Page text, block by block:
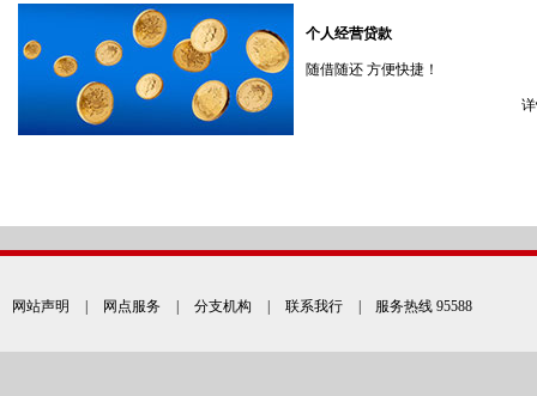
个人经营贷款
随借随还 方便快捷！
网站声明 网点服务 分支机构 联系我行 | 服务热线 95588